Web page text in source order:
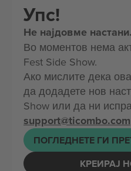
Упс!
Не најдовме настани.
Во моментов нема
Fest Side Show.
Ако мислите дека
да додадете нов
Show или да ни
support@ticombo.com
ПОГЛЕДНЕТЕ ГИ
КРЕИРАЈ